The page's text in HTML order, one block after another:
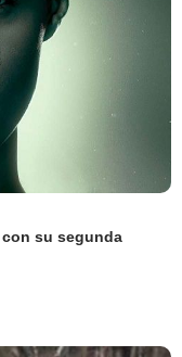
con su segunda